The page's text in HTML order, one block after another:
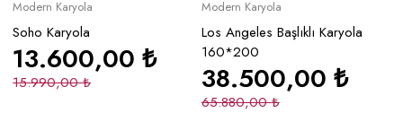
Modern Karyola
Soho Karyola
15.990,00₺
13.600,00₺
Modern Karyola
Los Angeles Başlıklı Karyola
160*200
65.880,00₺
38.500,00 ₺